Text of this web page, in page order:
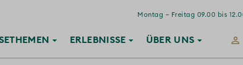
Montag – Freitag 09.00 bis
THEMEN ERLEBNISSE ÜBER UNS